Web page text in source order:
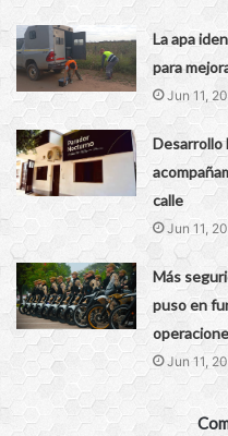
La apa
para
Jun 11,
Desarrollo
calle
Jun 11,
Más
puso en
Jun 11,